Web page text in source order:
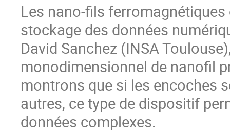
Les nano-fils
stockage des données
David Sanchez (INSA
monodimensionnel de nanofil
montrons que si les encoches
autres, ce type de dispositif
données complexes.